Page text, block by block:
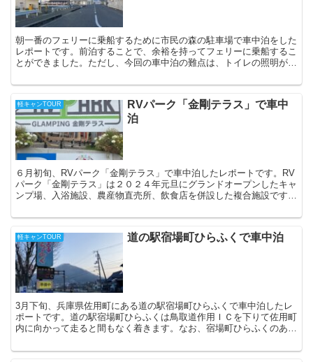
朝一番のフェリーに乗船するために市民の森の駐車場で車中泊をした
レポートです。前泊することで、余裕を持ってフェリーに乗船するこ
とができました。ただし、今回の車中泊の難点は、トイレの照明が点
軽キャンTOUR
RVパーク「金剛テラス」で車中
泊
６月初旬、RVパーク「金剛テラス」で車中泊したレポートです。RV
パーク「金剛テラス」は２０２４年元旦にグランドオープンしたキャ
ンプ場、入浴施設、農産物直売所、飲食店を併設した複合施設です。
軽キャンTOUR 道の駅宿場町ひらふくで車中泊
3月下旬、兵庫県佐用町にある道の駅宿場町ひらふくで車中泊したレ
ポートです。道の駅宿場町ひらふくは鳥取道作用ＩＣを下りて佐用町
内に向かって走ると間もなく着きます。なお、宿場町ひらふくのある